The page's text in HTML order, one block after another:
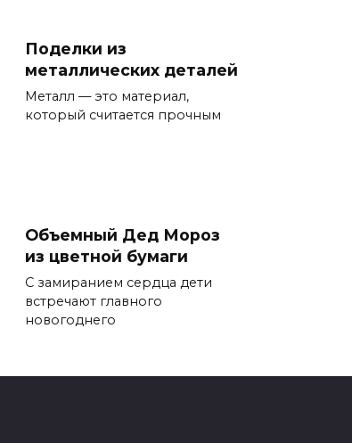
Поделки из
металлических деталей
Металл — это материал,
который считается прочным
Объемный Дед Мороз
из цветной бумаги
С замиранием сердца дети
встречают главного
новогоднего